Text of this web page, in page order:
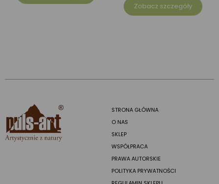
Zobacz szczegóły
STRONA GŁÓWNA
O NAS
SKLEP
WSPÓŁPRACA
PRAWA AUTORSKIE
POLITYKA PRYWATNOŚCI